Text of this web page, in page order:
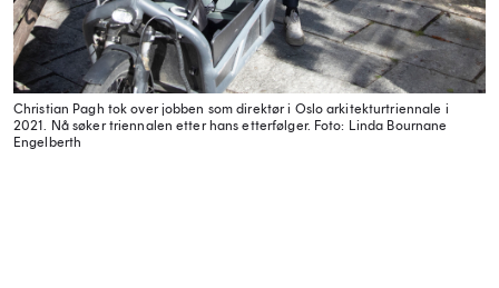
Christian Pagh tok over jobben som direktør i Oslo arkitekturtriennale i
2021. Nå søker triennalen etter hans etterfølger. Foto: Linda Bournane
Engelberth